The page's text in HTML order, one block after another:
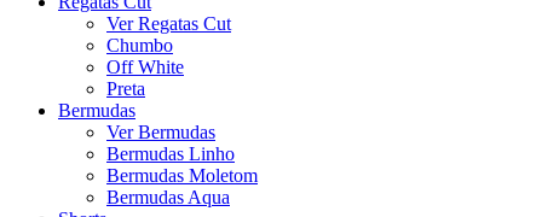
Ver Regatas Cut
Chumbo
Off White
Preta
Bermudas
Ver Bermudas
Bermudas Linho
Bermudas Moletom
Bermudas Aqua